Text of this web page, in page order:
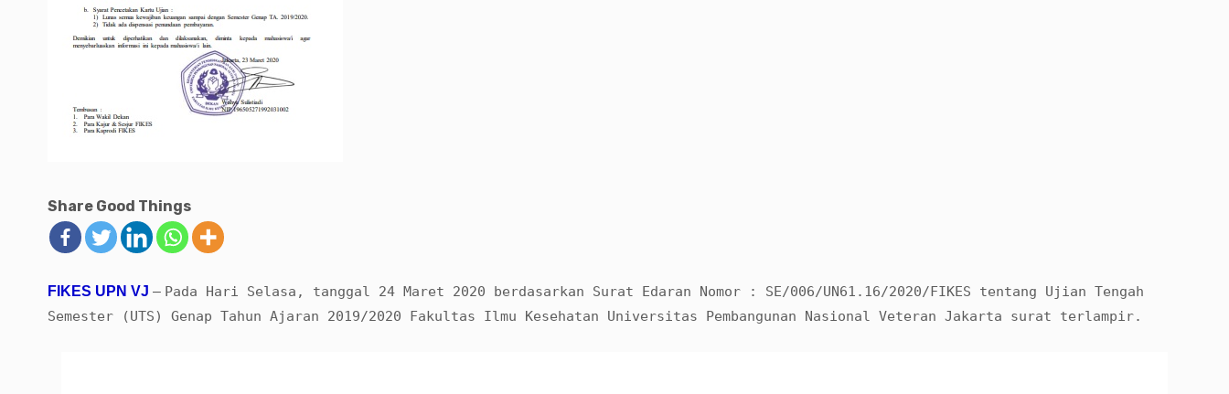
Share Good Things
FIKES UPN VJ – Pada Hari Selasa, tanggal 24 Maret 2020 berdasarkan Surat Edaran Nomor : SE/006/UN61.16/2020/FIKES tentang Ujian Tengah
Semester (UTS) Genap Tahun Ajaran 2019/2020 Fakultas Ilmu Kesehatan Universitas Pembangunan Nasional Veteran Jakarta surat terlampir.